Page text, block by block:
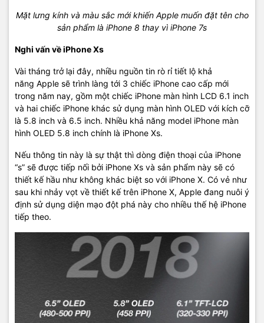
Mặt lưng kính và màu sắc mới khiến Apple muốn đặt tên cho
sản phẩm là iPhone 8 thay vì iPhone 7s
Nghi vấn về iPhone Xs
Vài tháng trở lại đây, nhiều nguồn tin rò rỉ tiết lộ khả
năng Apple sẽ trình làng tới 3 chiếc iPhone cao cấp mới
trong năm nay, gồm một chiếc iPhone màn hình LCD 6.1 inch
và hai chiếc iPhone khác sử dụng màn hình OLED với kích cỡ
là 5.8 inch và 6.5 inch. Nhiều khả năng model iPhone màn
hình OLED 5.8 inch chính là iPhone Xs.
Nếu thông tin này là sự thật thì dòng điện thoại của iPhone
“s” sẽ được tiếp nối bởi iPhone Xs và sản phẩm này sẽ có
thiết kế hầu như không khác biệt so với iPhone X. Có vẻ như
sau khi nhảy vọt về thiết kế trên iPhone X, Apple đang nuôi ý
định sử dụng diện mạo đột phá này cho nhiều thế hệ iPhone
tiếp theo.